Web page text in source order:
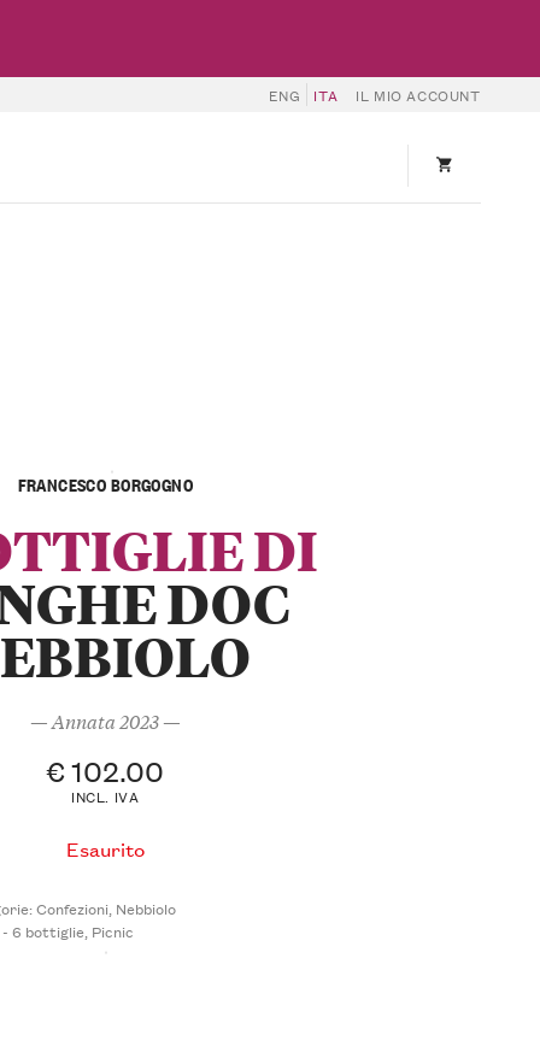
ENG ITA IL MIO ACCOUNT
FRANCESCO BORGOGNO
DI
DOC
— Annata 2023 —
€102.00
INCL. IVA
Esaurito
Confezioni, Nebbiolo
- 6 bottiglie Picnic